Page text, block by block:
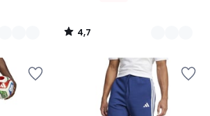
4,7
/